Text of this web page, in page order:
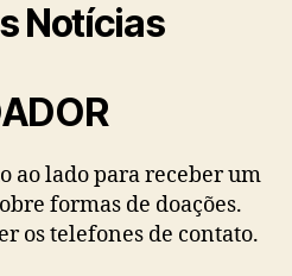
Notícias
ao lado para receber um
formas de doações.
os telefones de contato.